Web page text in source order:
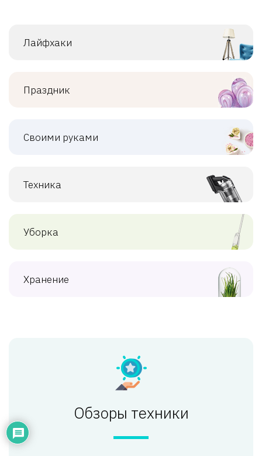
Лайфхаки
Праздник
Своими руками
Техника
Уборка
Хранение
Обзоры техники